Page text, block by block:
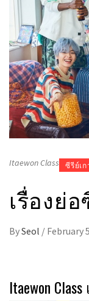
Itaewon Class ซีรีย์เ
เรื่องย่อ
BySeol / February
Itaewon